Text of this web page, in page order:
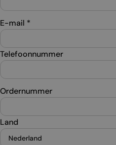
E-mail *
Telefoonnummer
Ordernummer
Land